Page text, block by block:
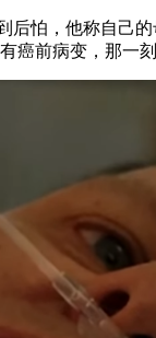
后怕，他称自己
癌前病变，那一刻